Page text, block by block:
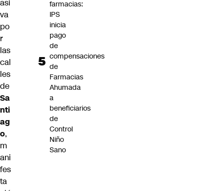
asi
va
po
r
las
cal
les
de
Sa
nti
ag
o,
m
ani
fes
ta
farmacias:
IPS
inicia
pago
de
compensaciones
de
Farmacias
Ahumada
a
beneficiarios
de
Control
Niño
Sano